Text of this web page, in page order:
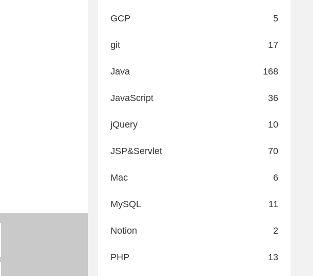
GCP 5
git 17
Java 168
JavaScript 36
jQuery 10
JSP&Servlet 70
Mac 6
MySQL 11
Notion 2
PHP 13